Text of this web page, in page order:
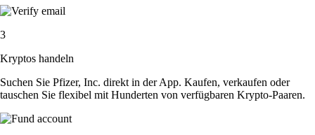
3
Kryptos handeln
Suchen Sie Pfizer, Inc. direkt in der App. Kaufen, verkaufen oder
tauschen Sie flexibel mit Hunderten von verfügbaren Krypto-Paaren.